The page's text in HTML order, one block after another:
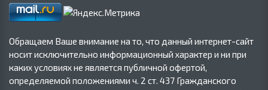
Обращаем Ваше внимание на то, что данный интернет-сайт
носит исключительно информационный характер и ни при
каких условиях не является публичной офертой,
определяемой положениями ч. 2 ст. 437 Гражданского